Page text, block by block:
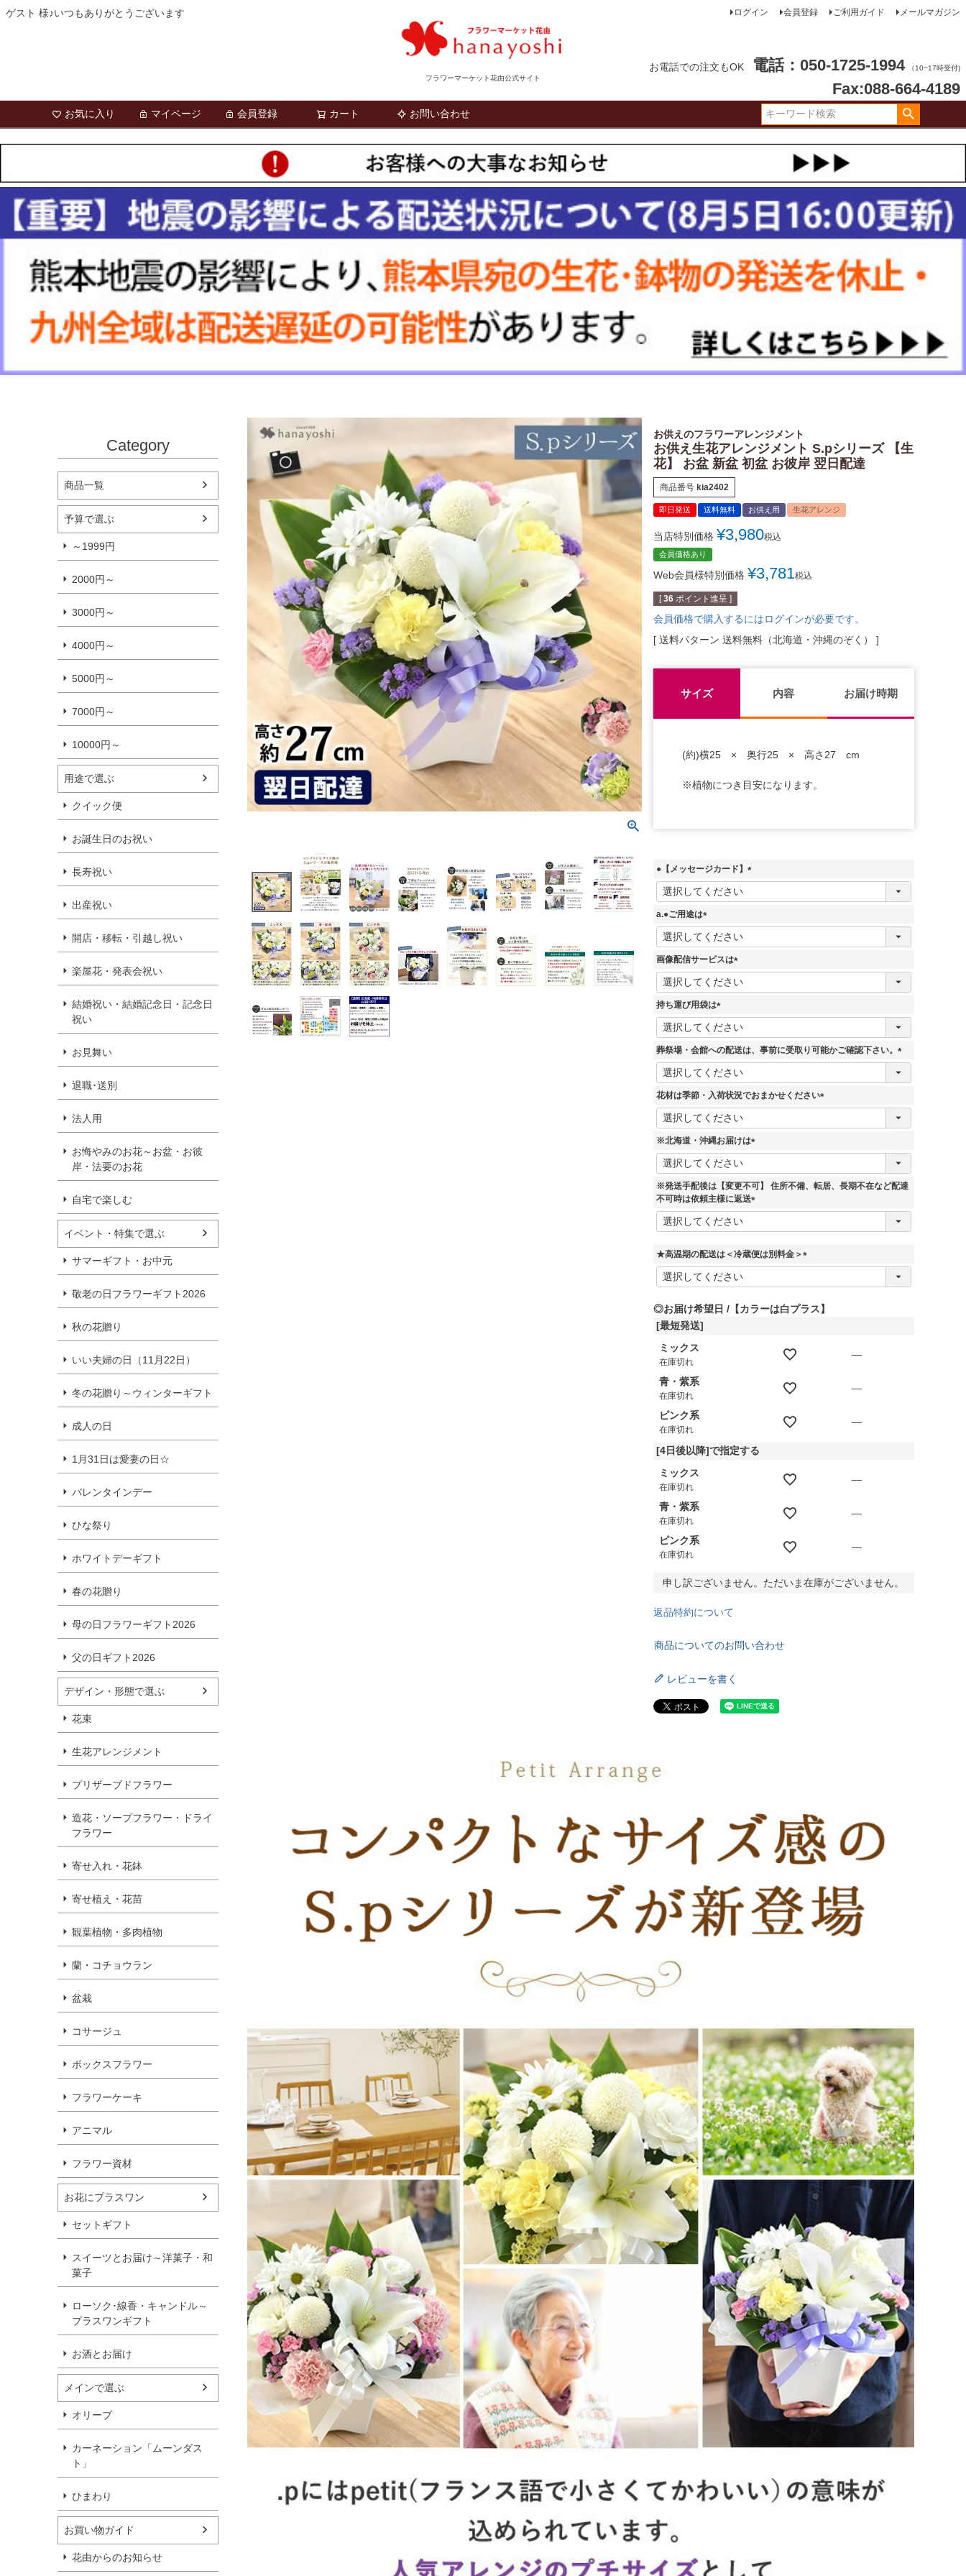
ゲスト 様♪いつもありがとうございます
フラワーマーケット花由公式サイト
ログイン 会員登録 ご利用ガイド メールマガジン
お電話での注文もOK 電話：050-1725-1994 （10~17時受付)
Fax:088-664-4189
お気に入り マイページ 会員登録 カート お問い合わせ
Category
商品一覧
予算で選ぶ
～1999円
2000円～
3000円～
4000円～
5000円～
7000円～
10000円～
用途で選ぶ
クイック便
お誕生日のお祝い
長寿祝い
出産祝い
開店・移転・引越し祝い
楽屋花・発表会祝い
結婚祝い・結婚記念日・記念日
祝い
お見舞い
退職･送別
法人用
お悔やみのお花～お盆・お彼
岸・法要のお花
自宅で楽しむ
イベント・特集で選ぶ
サマーギフト・お中元
敬老の日フラワーギフト2026
秋の花贈り
いい夫婦の日（11月22日）
冬の花贈り～ウィンターギフト
成人の日
1月31日は愛妻の日☆
バレンタインデー
ひな祭り
ホワイトデーギフト
春の花贈り
母の日フラワーギフト2026
父の日ギフト2026
デザイン・形態で選ぶ
花束
生花アレンジメント
プリザーブドフラワー
造花・ソープフラワー・ドライ
フラワー
寄せ入れ・花鉢
寄せ植え・花苗
観葉植物・多肉植物
蘭・コチョウラン
盆栽
コサージュ
ボックスフラワー
フラワーケーキ
アニマル
フラワー資材
お花にプラスワン
セットギフト
スイーツとお届け～洋菓子・和
菓子
ローソク･線香・キャンドル～
プラスワンギフト
お酒とお届け
メインで選ぶ
オリーブ
カーネーション「ムーンダス
ト」
ひまわり
お買い物ガイド
花由からのお知らせ
お供えのフラワーアレンジメント
お供え生花アレンジメント S.pシリーズ 【生
花】 お盆 新盆 初盆 お彼岸 翌日配達
商品番号 kia2402
即日発送 送料無料 お供え用 生花アレンジ
当店特別価格 ¥3,980税込
会員価格あり
Web会員様特別価格 ¥3,781税込
[ 36 ポイント進呈 ]
会員価格で購入するにはログインが必要です。
送料パターン 送料無料（北海道・沖縄のぞく）
サイズ 内容 お届け時期
(約)横25 × 奥行25 × 高さ27 cm
※植物につき目安になります。
●【メッセージカード】
(
a.●ご用途は
(
必
須
画像配信サービスは
(
必
持ち運び用袋は
(
必
須
葬祭場・会館への配送は、事前に受取り可能かご確認下さい。
(
花材は季節・入荷状況でおまかせください
(
※北海道・沖縄お届けは
(
須
)
※発送手配後は【変更不可】 住所不備、転居、長期不在など配達
不可時は依頼主様に返送
(
)
★高温期の配送は＜冷蔵便は別料金＞
(
)
◎お届け希望日
【カラーは白プラス】
[最短発送]
ミックス
在庫切れ
—
青・紫系
在庫切れ
—
ピンク系
在庫切れ
—
[4日後以降]で指定する
ミックス
在庫切れ
—
青・紫系
在庫切れ
—
ピンク系
在庫切れ
—
申し訳ございません。ただいま在庫がございません。
返品特約について
商品についてのお問い合わせ
レビューを書く